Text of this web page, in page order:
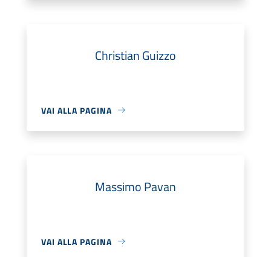
Christian Guizzo
VAI ALLA PAGINA
Massimo Pavan
VAI ALLA PAGINA